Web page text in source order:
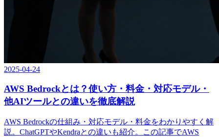
2025-04-24
AWS Bedrockとは？使い方・料金・対応モデル・
他AIツールとの違いを徹底解説
AWS Bedrockの仕組み・対応モデル・料金をわかりやすく解
説。ChatGPTやKendraとの違いも紹介。この記事でAWS